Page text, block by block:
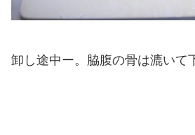
卸し途中ー。脇腹の骨は漉いて